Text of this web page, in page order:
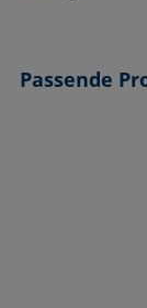
Passende